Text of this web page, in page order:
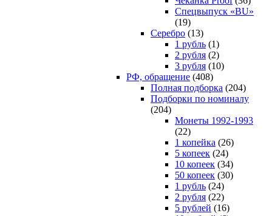
Спецвыпуск «BU»
(19)
Серебро (13)
1 рубль (1)
2 рубля (2)
3 рубля (10)
РФ, обращение (408)
Полная подборка (204)
Подборки по номиналу
(204)
Монеты 1992-1993
(22)
1 копейка (26)
5 копеек (24)
10 копеек (34)
50 копеек (30)
1 рубль (24)
2 рубля (22)
5 рублей (16)